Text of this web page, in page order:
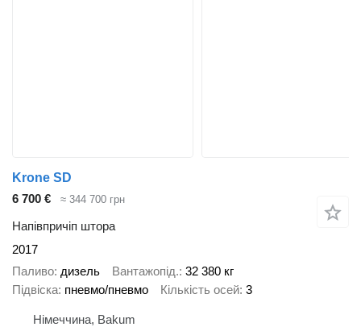
Krone SD
6 700 €
≈ 344 700 грн
Напівпричіп штора
2017
Паливо дизель Вантажопід. 32 380 кг
Підвіска пневмо/пневмо Кількість осей 3
Німеччина, Bakum